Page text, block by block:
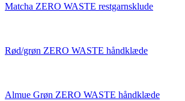
Matcha ZERO WASTE restgarnsklude
Rød/grøn ZERO WASTE håndklæde
Almue Grøn ZERO WASTE håndklæde